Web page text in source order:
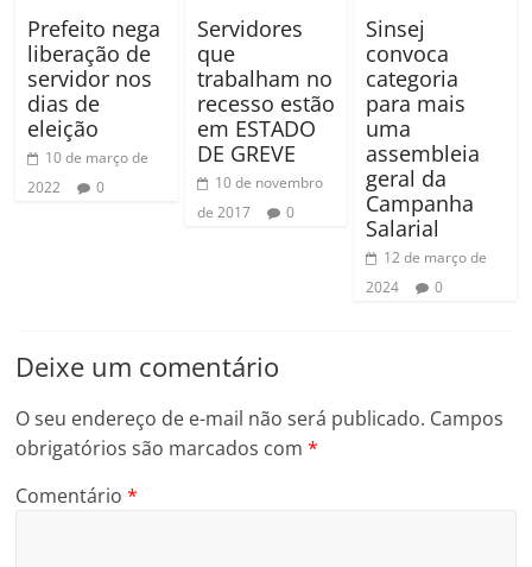
Prefeito nega
liberação de
servidor nos
dias de
eleição
10 de março de
2022
0
Servidores
que
trabalham no
recesso estão
em ESTADO
DE GREVE
10 de novembro
de 2017
0
Sinsej
convoca
categoria
para mais
uma
assembleia
geral da
Campanha
Salarial
12 de março de
2024
0
Deixe um comentário
O seu endereço de e-mail não será publicado. Campos
obrigatórios são marcados com*
Comentário*